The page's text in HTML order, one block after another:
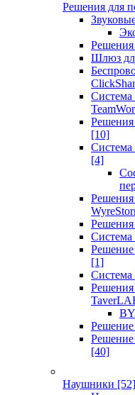
Решения для
Решения
Шлюз
Система
Решения
[10]
Система
[4]
Решения
Решения
Решение
[1]
Решения
Решение
Решение
[40]
Наушники [52]